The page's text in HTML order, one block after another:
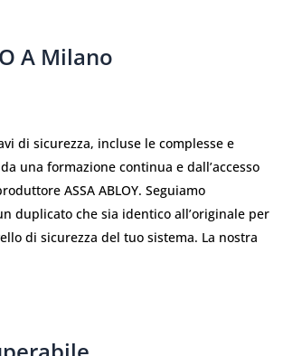
A Milano
di sicurezza, incluse le complesse e
una formazione continua e dall’accesso
ASSA ABLOY. Seguiamo
duplicato che sia identico all’originale per
di sicurezza del tuo sistema. La nostra